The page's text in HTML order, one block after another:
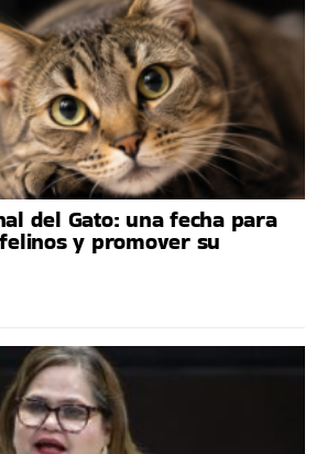
del Gato: una fecha para
y promover su